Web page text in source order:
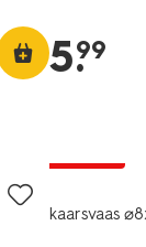
5.
99
kaarsvaas